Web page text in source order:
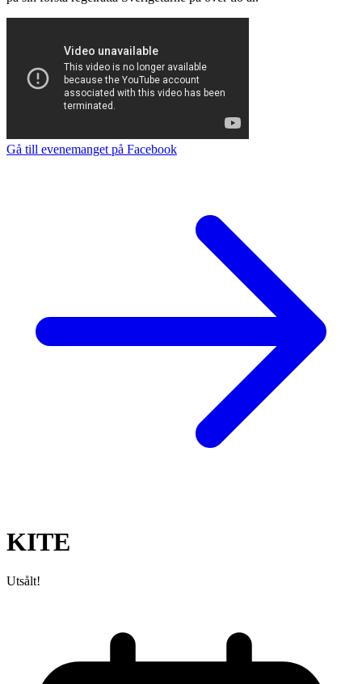
Gå till evenemanget på Facebook
KITE
Utsålt!